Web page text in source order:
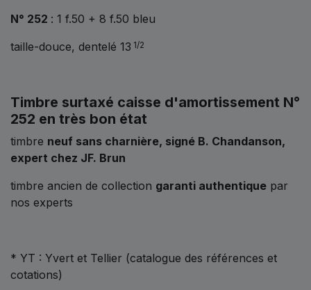
N° 252 : 1 f.50 + 8 f.50 bleu
taille-douce, dentelé 13 1/2
Timbre surtaxé caisse d'amortissement N°
252 en très bon état
timbre neuf sans charnière, signé B. Chandanson,
expert chez JF. Brun
timbre ancien de collection garanti authentique par
nos experts
* YT : Yvert et Tellier (catalogue des références et
cotations)